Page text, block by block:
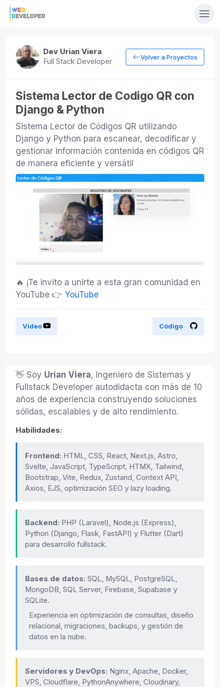
Dev Urian Viera
Full Stack Developer
Volver a Proyectos
Sistema Lector de Codigo QR con
Django & Python
Sistema Lector de Códigos QR utilizando
Django y Python para escanear, decodificar y
gestionar información contenida en códigos QR
de manera eficiente y versátil
🔥 ¡Te invito a unirte a esta gran comunidad en
YouTube 👉 YouTube
Video Código
👋 Soy Urian Viera, Ingeniero de Sistemas y
Fullstack Developer autodidacta con más de 10
años de experiencia construyendo soluciones
sólidas, escalables y de alto rendimiento.
Habilidades:
Frontend: HTML, CSS, React, Next.js, Astro,
Svelte, JavaScript, TypeScript, HTMX, Tailwind,
Bootstrap, Vite, Redux, Zustand, Context API,
Axios, EJS, optimización SEO y lazy loading.
Backend: PHP (Laravel), Node.js (Express),
Python (Django, Flask, FastAPI) y Flutter (Dart)
para desarrollo fullstack.
Bases de datos: SQL, MySQL, PostgreSQL,
MongoDB, SQL Server, Firebase, Supabase y
SQLite.
Experiencia en optimización de consultas, diseño
relacional, migraciones, backups, y gestión de
datos en la nube.
Servidores y DevOps: Nginx, Apache, Docker,
VPS, Cloudflare, PythonAnywhere, Cloudinary,